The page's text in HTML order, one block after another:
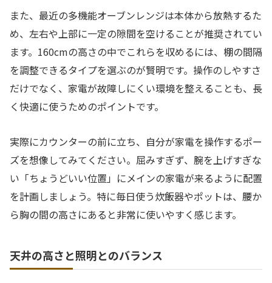
また、最近の多機能オーブンレンジは本体から放熱するた
め、左右や上部に一定の隙間を空けることが推奨されてい
ます。160cmの高さの中でこれらを収めるには、棚の間隔
を調整できるタイプを選ぶのが賢明です。操作のしやすさ
だけでなく、家電が故障しにくい環境を整えることも、長
く快適に使うためのポイントです。
実際にカウンターの前に立ち、自分が家電を操作するポー
ズを想像してみてください。屈みすぎず、腕を上げすぎな
い「ちょうどいい位置」にメインの家電が来るように配置
を計画しましょう。特に毎日使う炊飯器やポットは、腰か
ら胸の間の高さにあると非常に使いやすく感じます。
天井の高さと照明とのバランス